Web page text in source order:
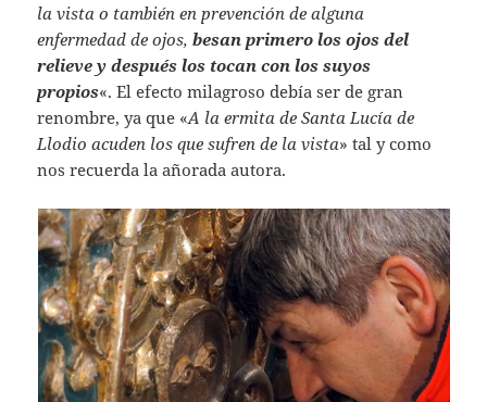
la vista o también en prevención de alguna
enfermedad de ojos,besan primero los ojos del
relieve y después los tocan con los suyos
propios«. El efecto milagroso debía ser de gran
renombre, ya que «A la ermita de Santa Lucía de
Llodio acuden los que sufren de la vista» tal y como
nos recuerda la añorada autora.